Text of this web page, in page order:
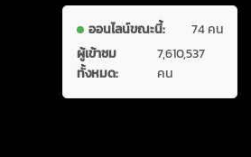
ออนไลน์ขณะนี้:
74 คน
ผู้เข้าชม
ทั้งหมด:
7,610,537
คน